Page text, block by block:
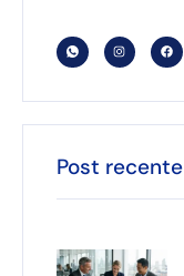
Post recente